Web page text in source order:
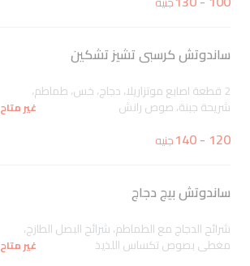
ساندوتش كرسبى تشيز تشكين
2 قطعة اصابع موتزاريلا، دجاج، خس، طماطم،
شريحة جبنة، صوص رانش غير متاح
120 - 140 جنيه
ساندوتش بيج دجاج
شرائح الدجاج مع الطماطم، شرائح البصل الطازج،
مغطى بصوص تكساس اللذيذ غير متاح